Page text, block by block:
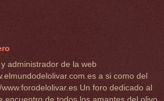
administrador de la web
a si como del
Un foro dedicado al
encuentro de todos los amantes del olivo,